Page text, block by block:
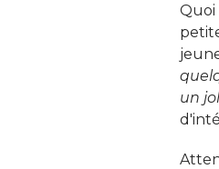
Quoi
un